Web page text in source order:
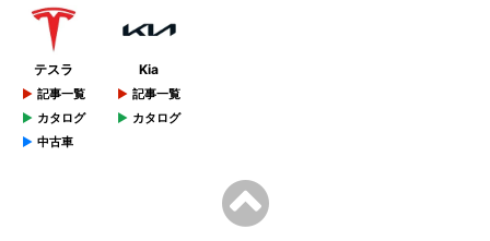
テスラ
記事一覧
カタログ
中古車
Kia
記事一覧
カタログ